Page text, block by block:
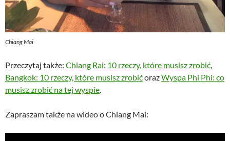
Chiang Mai
Przeczytaj także: Chiang Rai: 10 rzeczy, które musisz zrobić
Bangkok: 10 rzeczy, które musisz zrobićorazWyspa Phi Phi: co
musisz zrobić na tej wyspie
Zapraszam także na wideo o Chiang Mai: